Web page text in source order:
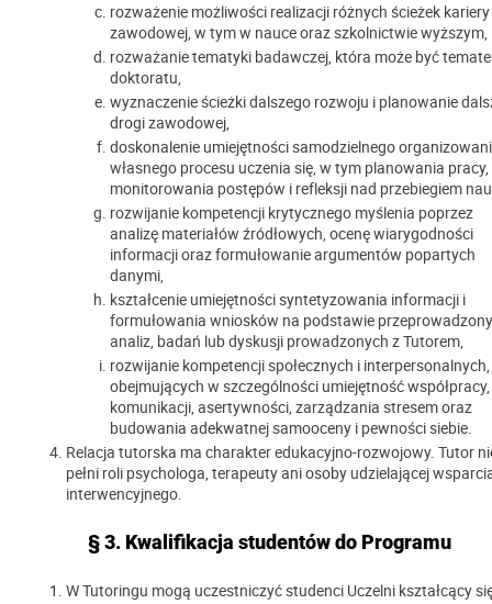
rozważenie możliwości realizacji różnych ścieżek kariery
zawodowej, w tym w nauce oraz szkolnictwie wyższym,
rozważanie tematyki badawczej, która może być
doktoratu,
wyznaczenie ścieżki dalszego rozwoju i planowanie
drogi zawodowej,
doskonalenie umiejętności samodzielnego
własnego procesu uczenia się, w tym planowania pracy,
monitorowania postępów i refleksji nad przebiegiem
rozwijanie kompetencji krytycznego myślenia poprzez
analizę materiałów źródłowych, ocenę wiarygodności
informacji oraz formułowanie argumentów popartych
danymi,
kształcenie umiejętności syntetyzowania informacji i
formułowania wniosków na podstawie
analiz, badań lub dyskusji prowadzonych z Tutorem,
rozwijanie kompetencji społecznych i interpersonalnych,
obejmujących w szczególności umiejętność współpracy,
komunikacji, asertywności, zarządzania stresem oraz
budowania adekwatnej samooceny i pewności siebie.
Relacja tutorska ma charakter edukacyjno-rozwojowy. Tutor
pełni roli psychologa, terapeuty ani osoby udzielającej
interwencyjnego.
§ 3. Kwalifikacja studentów do Programu
W Tutoringu mogą uczestniczyć studenci Uczelni kształcący